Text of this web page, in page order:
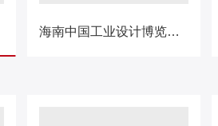
海南中国工业设计博览会---馆